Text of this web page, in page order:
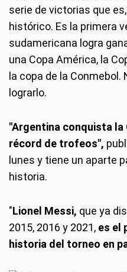
serie de victorias que
histórico. Es la primera
sudamericana logra
una Copa América, la
la copa de la Conmebol.
lograrlo.
"Argentina conquista la
récord de trofeos",
lunes y tiene un aparte
historia.
"Lionel Messi, que ya
2015, 2016 y 2021, es el
historia del torneo en